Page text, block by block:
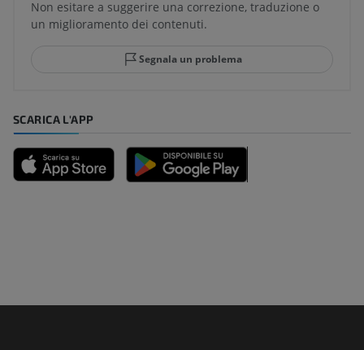
Non esitare a suggerire una correzione, traduzione o
un miglioramento dei contenuti.
Segnala un problema
SCARICA L'APP